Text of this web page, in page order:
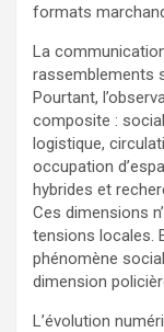
formats
La
rassemblements
Pourtant,
composite :
logistique,
occupation
hybrides et
Ces dimensions
tensions locales.
phénomène
dimension
L’évolution